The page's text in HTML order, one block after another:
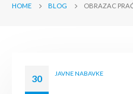
HOME BLOG OBRAZAC
30 JAVNE NABAVKE